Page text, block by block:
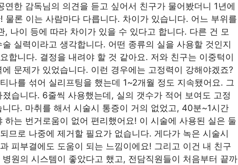
한 감독님의 의견을 듣고 싶어서 친구가 물어봤더니 1년에
물론 이는 사람마다 다릅니다. 차이가 있습니다. 어느 부위를
, 나이 등에 따라 차이가 있을 수 있다고 합니다. 다른 건 모
실력이라고 생각합니다. 어떤 종류의 실을 사용할 것인지
합니다. 결정을 내려야 할 것 같아요. 저와 친구는 이중턱이
문제가 있었습니다. 이런 경우에는 고정력이 강해야겠죠?
나를 섞어 실리프팅을 했는데 1~2개월 정도 지속됐어요. 그
습니다. 6줄씩 사용했는데, 실의 갯수가 적어 보여도 고정
다. 마취를 해서 시술시 통증이 거의 없었고, 40분~1시간
하는 번거로움이 없어 편리했어요! 이 시술에 사용된 실은 둘
므로 나중에 제거할 필요가 없습니다. 게다가 녹은 시술시
피부결에도 도움이 되는 느낌이에요! 그리고 이건 내 친구
원의 시스템이 좋았다고 했고, 전담직원들이 처음부터 끝까